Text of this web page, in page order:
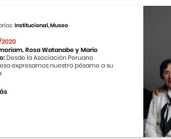
Institucional, Museo
Rosa Watanabe y Mario
Desde la Asociación Peruano
expresamos nuestro pésame a su